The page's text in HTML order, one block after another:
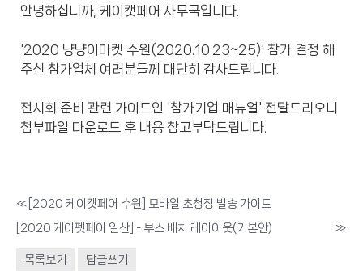
안녕하십니까, 케이캣페어 사무국입니다.
'2020 냥냥이마켓 수원(2020.10.23~25)' 참가 결정 해
주신 참가업체 여러분들께 대단히 감사드립니다.
전시회 준비 관련 가이드인 '참가기업 매뉴얼' 전달드리오니
첨부파일 다운로드 후 내용 참고부탁드립니다.
« [2020 케이캣페어 수원] 모바일 초청장 발송 가이드
[2020 케이펫페어 일산] - 부스 배치 레이아웃(기본안)
»
목록보기 답글쓰기